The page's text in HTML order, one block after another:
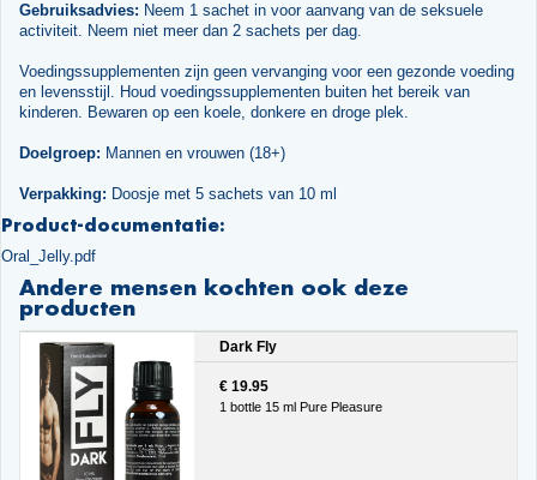
Gebruiksadvies: Neem 1 sachet in voor aanvang van de seksuele
activiteit. Neem niet meer dan 2 sachets per dag.
Voedingssupplementen zijn geen vervanging voor een gezonde voeding
en levensstijl. Houd voedingssupplementen buiten het bereik van
kinderen. Bewaren op een koele, donkere en droge plek.
Doelgroep: Mannen en vrouwen (18+)
Verpakking: Doosje met 5 sachets van 10 ml
Product-documentatie:
Oral_Jelly.pdf
Andere mensen kochten ook deze
producten
Dark Fly
€ 19.95
1 bottle 15 ml Pure Pleasure